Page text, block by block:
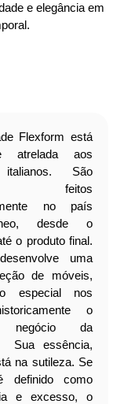
e elegância em
Flexform está
atrelada aos
São
feitos
no país
desde o
o produto final.
uma
de móveis,
especial nos
o
negócio da
Sua essência,
na sutileza. Se
como
e excesso, o